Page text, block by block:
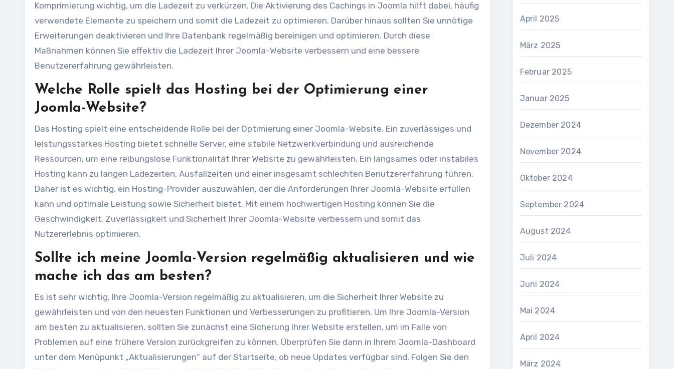
Komprimierung wichtig, um die Ladezeit zu verkürzen. Die Aktivierung des Cachings in Joomla hilft dabei, häufig
verwendete Elemente zu speichern und somit die Ladezeit zu optimieren. Darüber hinaus sollten Sie unnötige
Erweiterungen deaktivieren und Ihre Datenbank regelmäßig bereinigen und optimieren. Durch diese
Maßnahmen können Sie effektiv die Ladezeit Ihrer Joomla-Website verbessern und eine bessere
Benutzererfahrung gewährleisten.
Welche Rolle spielt das Hosting bei der Optimierung einer
Joomla-Website?
Das Hosting spielt eine entscheidende Rolle bei der Optimierung einer Joomla-Website. Ein zuverlässiges und
leistungsstarkes Hosting bietet schnelle Server, eine stabile Netzwerkverbindung und ausreichende
Ressourcen, um eine reibungslose Funktionalität Ihrer Website zu gewährleisten. Ein langsames oder instabiles
Hosting kann zu langen Ladezeiten, Ausfallzeiten und einer insgesamt schlechten Benutzererfahrung führen.
Daher ist es wichtig, ein Hosting-Provider auszuwählen, der die Anforderungen Ihrer Joomla-Website erfüllen
kann und optimale Leistung sowie Sicherheit bietet. Mit einem hochwertigen Hosting können Sie die
Geschwindigkeit, Zuverlässigkeit und Sicherheit Ihrer Joomla-Website verbessern und somit das
Nutzererlebnis optimieren.
Sollte ich meine Joomla-Version regelmäßig aktualisieren und wie
mache ich das am besten?
Es ist sehr wichtig, Ihre Joomla-Version regelmäßig zu aktualisieren, um die Sicherheit Ihrer Website zu
gewährleisten und von den neuesten Funktionen und Verbesserungen zu profitieren. Um Ihre Joomla-Version
am besten zu aktualisieren, sollten Sie zunächst eine Sicherung Ihrer Website erstellen, um im Falle von
Problemen auf eine frühere Version zurückgreifen zu können. Überprüfen Sie dann in Ihrem Joomla-Dashboard
unter dem Menüpunkt „Aktualisierungen“ auf der Startseite, ob neue Updates verfügbar sind. Folgen Sie den
April 2025
März 2025
Februar 2025
Januar 2025
Dezember 2024
November 2024
Oktober 2024
September 2024
August 2024
Juli 2024
Juni 2024
Mai 2024
April 2024
März 2024